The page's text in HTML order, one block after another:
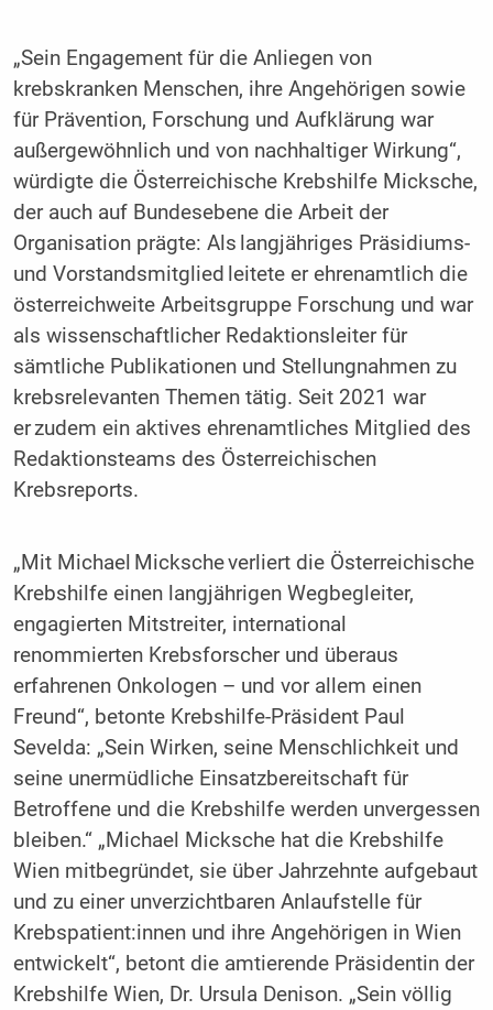
„Sein Engagement für die Anliegen von
krebskranken Menschen, ihre Angehörigen sowie
für Prävention, Forschung und Aufklärung war
außergewöhnlich und von nachhaltiger Wirkung“,
würdigte die Österreichische Krebshilfe Micksche,
der auch auf Bundesebene die Arbeit der
Organisation prägte: Als langjähriges Präsidiums-
und Vorstandsmitglied leitete er ehrenamtlich die
österreichweite Arbeitsgruppe Forschung und war
als wissenschaftlicher Redaktionsleiter für
sämtliche Publikationen und Stellungnahmen zu
krebsrelevanten Themen tätig. Seit 2021 war
er zudem ein aktives ehrenamtliches Mitglied des
Redaktionsteams des Österreichischen
Krebsreports.
„Mit Michael Micksche verliert die Österreichische
Krebshilfe einen langjährigen Wegbegleiter,
engagierten Mitstreiter, international
renommierten Krebsforscher und überaus
erfahrenen Onkologen – und vor allem einen
Freund“, betonte Krebshilfe-Präsident Paul
Sevelda: „Sein Wirken, seine Menschlichkeit und
seine unermüdliche Einsatzbereitschaft für
Betroffene und die Krebshilfe werden unvergessen
bleiben.“ „Michael Micksche hat die Krebshilfe
Wien mitbegründet, sie über Jahrzehnte aufgebaut
und zu einer unverzichtbaren Anlaufstelle für
Krebspatient:innen und ihre Angehörigen in Wien
entwickelt“, betont die amtierende Präsidentin der
Krebshilfe Wien, Dr. Ursula Denison. „Sein völlig